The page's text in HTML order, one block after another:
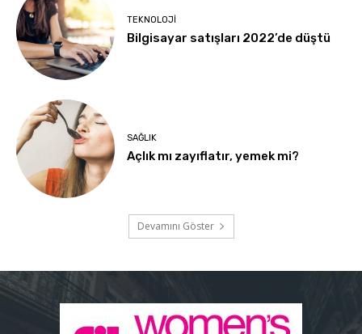
TEKNOLOJI
Bilgisayar satışları 2022’de düştü
SAĞLIK
Açlık mı zayıflatır, yemek mi?
Devamını Göster